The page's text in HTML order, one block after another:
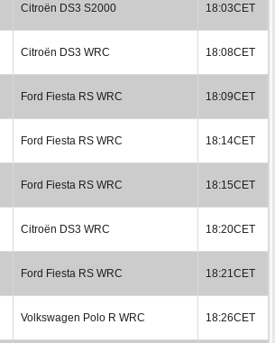
Citroën DS3 S2000 18:03CET
Citroën DS3 WRC 18:08CET
Ford Fiesta RS WRC 18:09CET
Ford Fiesta RS WRC 18:14CET
Ford Fiesta RS WRC 18:15CET
Citroën DS3 WRC 18:20CET
Ford Fiesta RS WRC 18:21CET
Volkswagen Polo R WRC 18:26CET